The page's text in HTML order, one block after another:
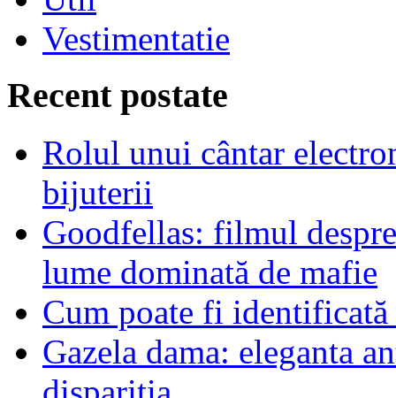
Vestimentatie
Recent postate
Rolul unui cântar
bijuterii
Goodfellas: filmul
lume dominată de mafie
Cum poate fi identificată
Gazela dama: eleganta